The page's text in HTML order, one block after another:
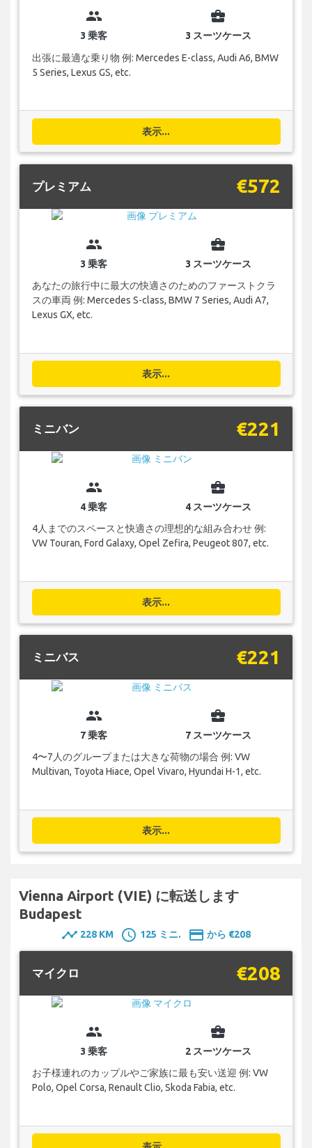
group
3 乗客
business_center
3 スーツケース
出張に最適な乗り物 例: Mercedes E-class, Audi A6, BMW
5 Series, Lexus GS, etc.
表示...
プレミアム €572
group
3 乗客
business_center
3 スーツケース
あなたの旅行中に最大の快適さのためのファーストクラ
スの車両 例: Mercedes S-class, BMW 7 Series, Audi A7,
Lexus GX, etc.
表示...
ミニバン €221
group
4 乗客
business_center
4 スーツケース
4人までのスペースと快適さの理想的な組み合わせ 例:
VW Touran, Ford Galaxy, Opel Zefira, Peugeot 807, etc.
表示...
ミニバス €221
group
7 乗客
business_center
7 スーツケース
4〜7人のグループまたは大きな荷物の場合 例: VW
Multivan, Toyota Hiace, Opel Vivaro, Hyundai H-1, etc.
表示...
Vienna Airport (VIE) に転送します
Budapest
timeline 228 KM schedule 125 ミニ. payment から €208
マイクロ €208
group
3 乗客
business_center
2 スーツケース
お子様連れのカップルやご家族に最も安い送迎 例: VW
Polo, Opel Corsa, Renault Clio, Skoda Fabia, etc.